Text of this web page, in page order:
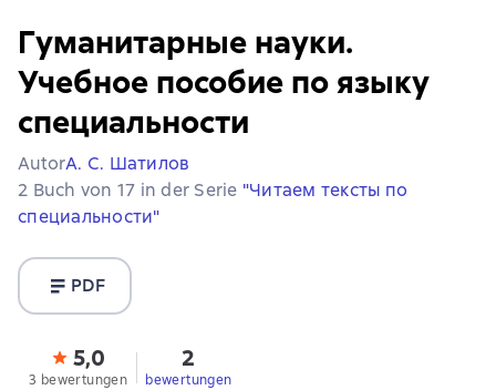
Гуманитарные науки.
Учебное пособие по языку
специальности
AutorА. С. Шатилов
2 Buch von 17 in der Serie "Читаем тексты по
специальности"
PDF
5,0
3 bewertungen
2
bewertungen